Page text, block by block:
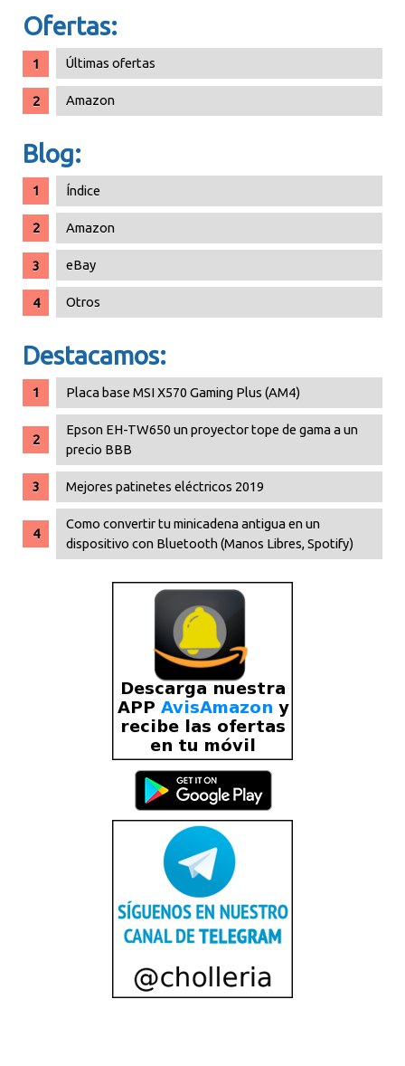
Ofertas:
Últimas ofertas
Amazon
Blog:
Índice
Amazon
eBay
Otros
Destacamos:
Placa base MSI X570 Gaming Plus (AM4)
Epson EH-TW650 un proyector tope de gama a un
precio BBB
Mejores patinetes eléctricos 2019
Como convertir tu minicadena antigua en un
dispositivo con Bluetooth (Manos Libres, Spotify)